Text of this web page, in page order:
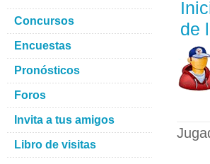
de
Concursos
Encuestas
Pronósticos
Foros
Invita a tus amigos
Libro de visitas